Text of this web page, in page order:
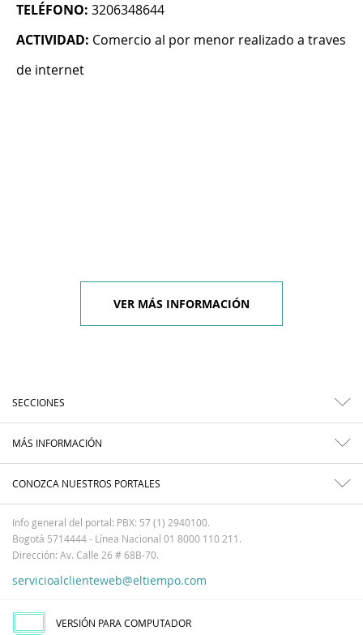
TELÉFONO: 3206348644
ACTIVIDAD: Comercio al por menor realizado a traves
de internet
VER MÁS INFORMACIÓN
SECCIONES
MÁS INFORMACIÓN
CONOZCA NUESTROS PORTALES
Info general del portal: PBX: 57 (1) 2940100.
Bogotá 5714444 - Línea Nacional 01 8000 110 211.
Dirección: Av. Calle 26 # 68B-70.
servicioalclienteweb@eltiempo.com
VERSIÓN PARA COMPUTADOR